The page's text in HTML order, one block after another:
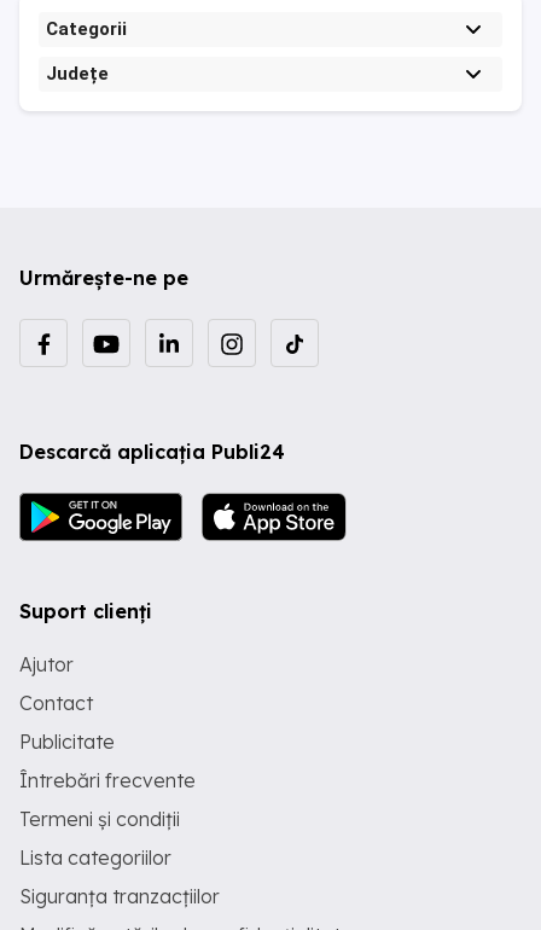
Categorii
Județe
Urmărește-ne pe
Descarcă aplicația Publi24
Suport clienți
Ajutor
Contact
Publicitate
Întrebări frecvente
Termeni și condiții
Lista categoriilor
Siguranța tranzacțiilor